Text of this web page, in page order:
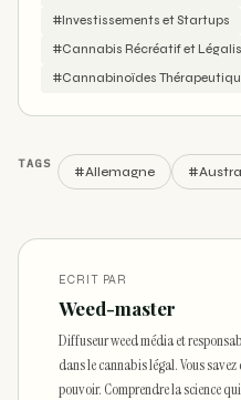
#Investissements et Startups
#Cannabis Récréatif et
#Cannabinoïdes
TAGS
#Allemagne
ECRIT PAR
Weed-master
Diffuseur weed média et
dans le cannabis légal. Vous
pouvoir. Comprendre la science